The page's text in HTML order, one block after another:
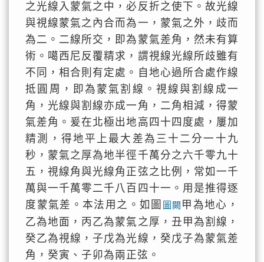
之光線入蒙氣之中，必反折之使下。故光線
與視線蒙氣之內合而為一，蒙氣之外，歧而
為二。二線所交，即為蒙氣差角，然未有算
術。噶西尼反覆精求，謂視線光線所歧雖有
不同，相合則有定處。自地心過所合處作線
抵圓周，即為蒙氣割線。視線與割線成一
角，光線與割線亦成一角，二角相減，得蒙
氣差角。爰在北極出地高四十四度處，屢加
精測，得地平上最大差為三十二分一十九
秒，蒙氣之厚為地半徑千萬分之六千零九十
五，視線角與光線角正弦之比例，常如一千
萬與一千萬零二千八百四十一。用是推得逐
度蒙氣差。本法用之。如圖 圖闕 甲為地心，
乙為地面，丙乙為蒙氣之厚，丑甲為割線，
癸乙為視線，子戊為光線，癸戊子為蒙氣差
角，癸寅、子卯為兩正弦。